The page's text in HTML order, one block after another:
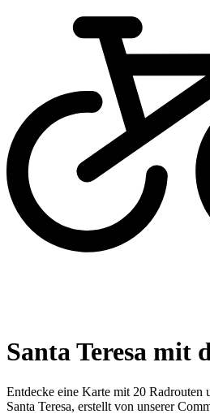
Santa Teresa mit
Entdecke eine Karte mit 20 Radrouten
Santa Teresa, erstellt von unserer